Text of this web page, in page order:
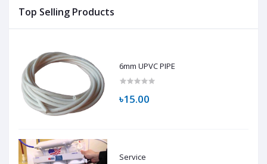
Top Selling Products
6mm UPVC PIPE
৳15.00
Service